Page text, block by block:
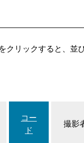
クリックすると、並
コー
ド
撮影